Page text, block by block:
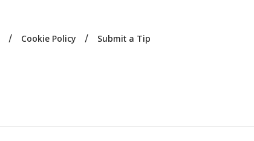
Cookie Policy Submit a Tip